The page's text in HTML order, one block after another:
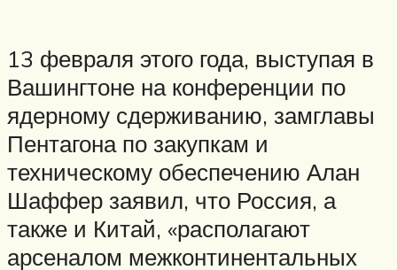
13 февраля этого года, выступая в
Вашингтоне на конференции по
ядерному сдерживанию, замглавы
Пентагона по закупкам и
техническому обеспечению Алан
Шаффер заявил, что Россия, а
также и Китай, «располагают
арсеналом межконтинентальных